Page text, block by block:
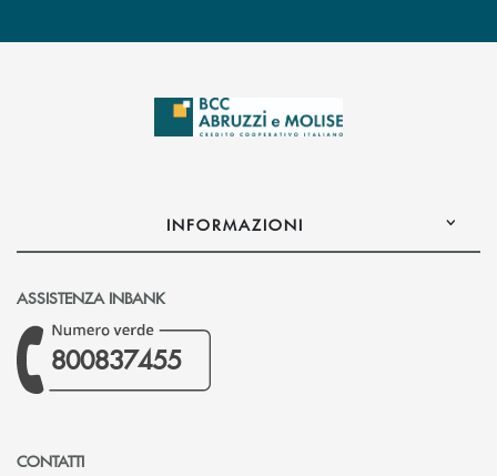
INFORMAZIONI
ASSISTENZA INBANK
800837455
CONTATTI